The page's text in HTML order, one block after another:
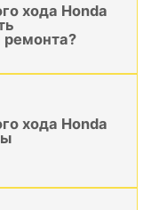
хода Honda
ремонта?
хода Honda